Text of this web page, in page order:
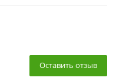
Оставить отзыв